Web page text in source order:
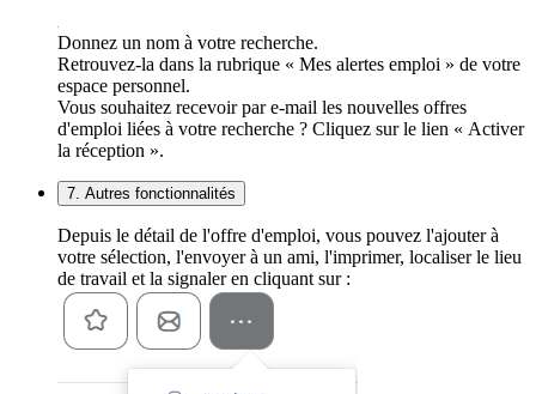
Donnez un nom à votre recherche.
Retrouvez-la dans la rubrique « Mes alertes emploi » de votre
espace personnel.
Vous souhaitez recevoir par e-mail les nouvelles offres
d'emploi liées à votre recherche ? Cliquez sur le lien « Activer
la réception ».
7. Autres fonctionnalités
Depuis le détail de l'offre d'emploi, vous pouvez l'ajouter à
votre sélection, l'envoyer à un ami, l'imprimer, localiser le lieu
de travail et la signaler en cliquant sur :